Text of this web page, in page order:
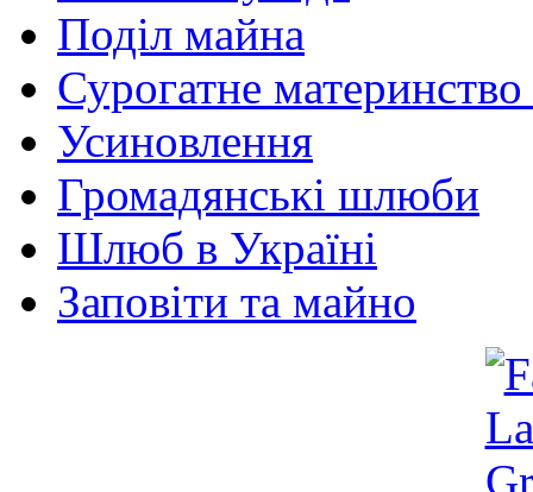
Поділ майна
Сурогатне материнство
Усиновлення
Громадянські шлюби
Шлюб в Україні
Заповіти та майно